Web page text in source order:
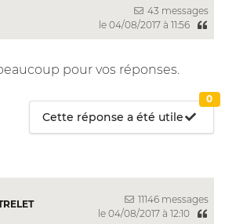
43 messages
le 04/08/2017 à 11:56
pour vos réponses.
Cette réponse a été utile
0
11146 messages
le 04/08/2017 à 12:10